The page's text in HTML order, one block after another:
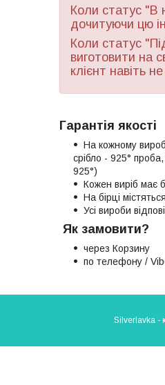
Коли статус "В
дочитуючи цю
Коли статус
виготовити на
клієнт навіть
Гарантія якості
На кожному
срібло - 925°
925°)
Кожен виріб має
На бірці
Усі вироби
Як замовити?
через Корзину
по телефону /